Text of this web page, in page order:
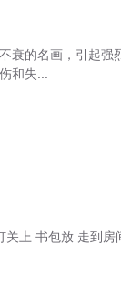
衰的名画，引起强
和失...
上 书包放 走到房